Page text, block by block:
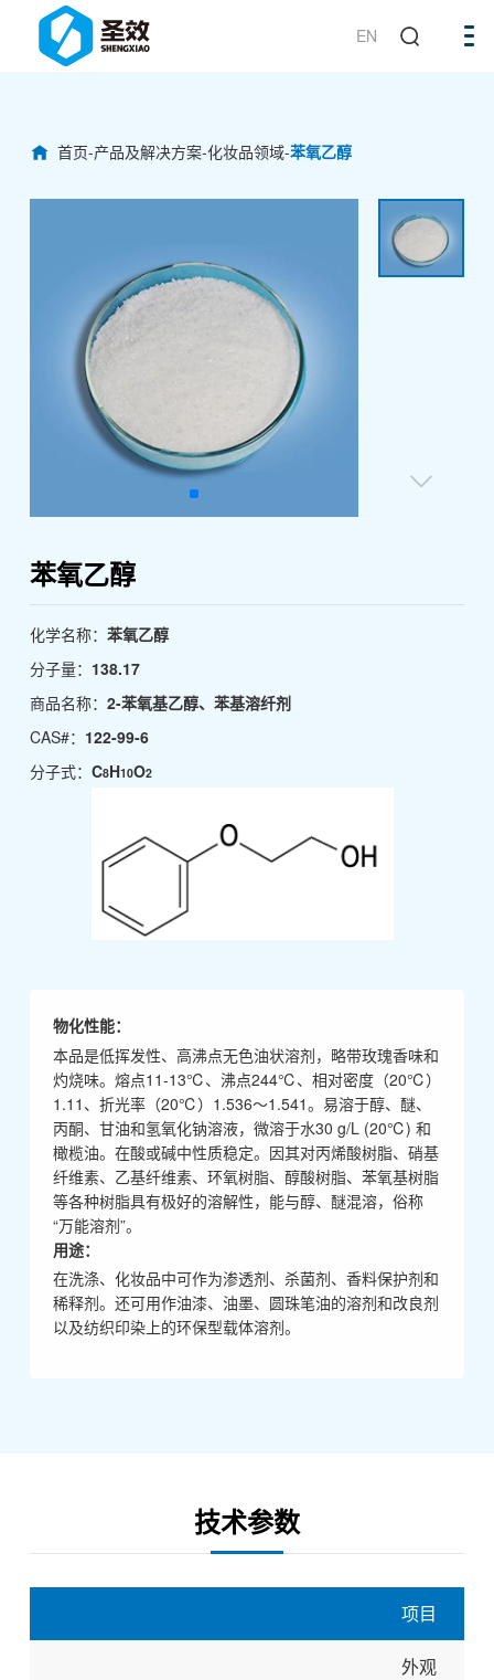
EN
首页-产品及解决方案-化妆品领域-苯氧乙醇
苯氧乙醇
化学名称： 苯氧乙醇
分子量： 138.17
商品名称： 2-苯氧基乙醇、苯基溶纤剂
CAS#： 122-99-6
分子式： C8H10O2
物化性能：
本品是低挥发性、高沸点无色油状溶剂，略带玫瑰香味和
灼烧味。熔点11-13℃、沸点244℃、相对密度（20℃）
1.11、折光率（20℃）1.536～1.541。易溶于醇、醚、
丙酮、甘油和氢氧化钠溶液，微溶于水30 g/L (20℃) 和
橄榄油。在酸或碱中性质稳定。因其对丙烯酸树脂、硝基
纤维素、乙基纤维素、环氧树脂、醇酸树脂、苯氧基树脂
等各种树脂具有极好的溶解性，能与醇、醚混溶，俗称
“万能溶剂”。
用途：
在洗涤、化妆品中可作为渗透剂、杀菌剂、香料保护剂和
稀释剂。还可用作油漆、油墨、圆珠笔油的溶剂和改良剂
以及纺织印染上的环保型载体溶剂。
技术参数
项目
外观